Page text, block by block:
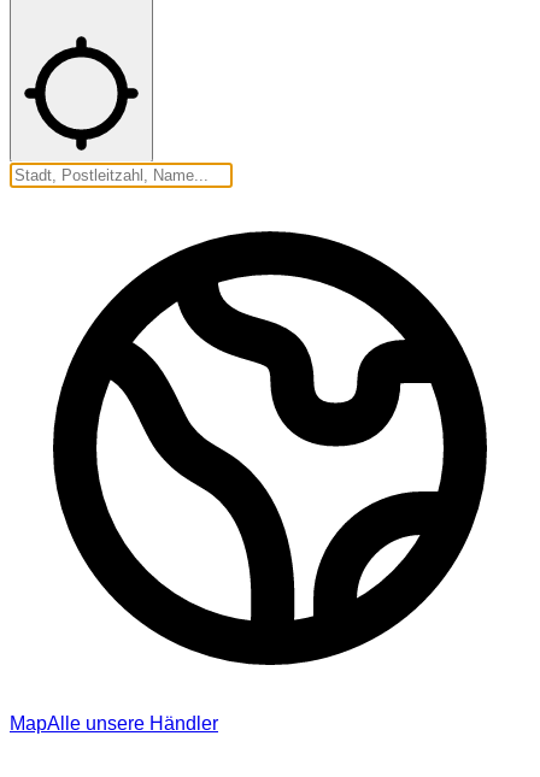
MapAlle unsere Händler